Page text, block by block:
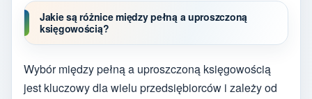
Jakie są różnice między pełną a uproszczoną
księgowością?
Wybór między pełną a uproszczoną księgowością
jest kluczowy dla wielu przedsiębiorców i zależy od